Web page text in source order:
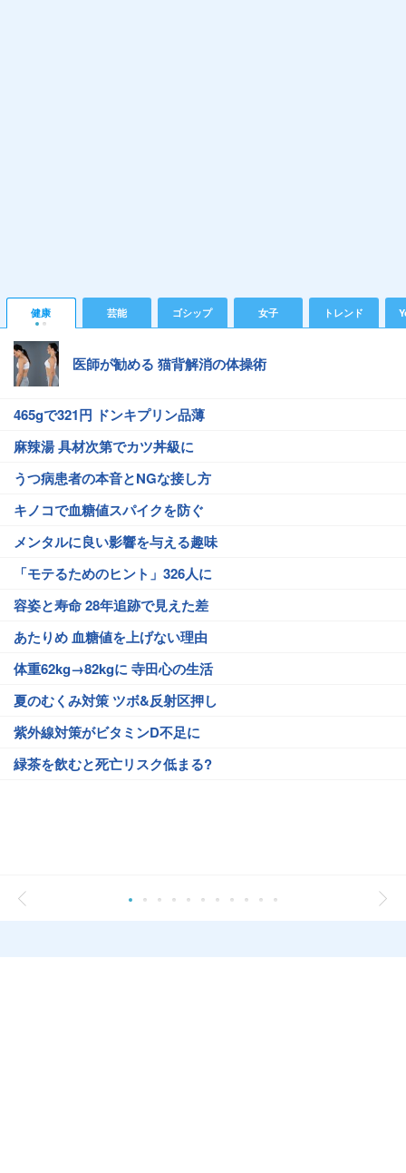
健康 芸能 ゴシップ 女子 トレンド
医師が勧める 猫背解消の体操術
465gで321円 ドンキプリン品薄
麻辣湯 具材次第でカツ丼級に
うつ病患者の本音とNGな接し方
キノコで血糖値スパイクを防ぐ
メンタルに良い影響を与える趣味
「モテるためのヒント」326人に
容姿と寿命 28年追跡で見えた差
あたりめ 血糖値を上げない理由
体重62kg→82kgに 寺田心の生活
夏のむくみ対策 ツボ&反射区押し
紫外線対策がビタミンD不足に
緑茶を飲むと死亡リスク低まる?